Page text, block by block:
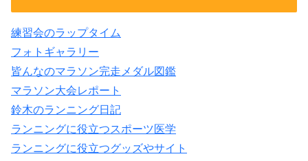
練習会のラップタイム
フォトギャラリー
皆んなのマラソン完走メダル図鑑
マラソン大会レポート
鈴木のランニング日記
ランニングに役立つスポーツ医学
ランニングに役立つグッズやサイト